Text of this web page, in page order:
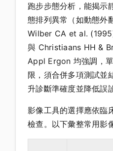
跑步步態分析，能揭示
態排列異常（如動態外
Wilber CA et al.
與 Christiaans HH &
Appl Ergon 均強調，
限，須合併多項測試並
升診斷準確度並降低誤
影像工具的選擇應依臨
檢查。以下彙整常用影